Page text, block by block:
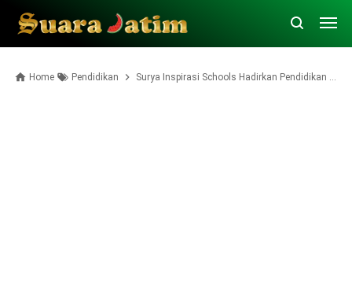
Home Pendidikan Surya Inspirasi Schools Hadirkan Pendidikan Berstandar Internasional di Kediri dengan Kurikulum Global